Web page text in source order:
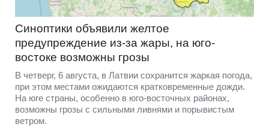
Синоптики объявили желтое
предупреждение из-за жары, на юго-
востоке возможны грозы
В четверг, 6 августа, в Латвии сохранится жаркая погода,
при этом местами ожидаются кратковременные дожди.
На юге страны, особенно в юго-восточных районах,
возможны грозы с сильными ливнями и порывистым
ветром.